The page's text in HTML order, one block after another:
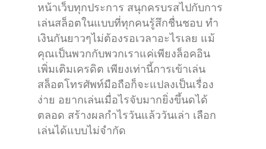
หน้าเว็บทุกประการ สนุกครบรสไปกับการ
เล่นสล็อตในแบบที่ทุกคนรู้สึกชื่นชอบ ทำ
เงินกันยาวๆไม่ต้องรอเวลาอะไรเลย แม้
คุณเป็นพวกกับพวกเราแค่เพียงล็อคอิน
เพิ่มเติมเครดิต เพียงเท่านี้การเข้าเล่น
สล็อตโทรศัพท์มือถือก็จะแปลงเป็นเรื่อง
ง่าย อยากเล่นเมื่อไรจับมากยิ่งขึ้นดได้
ตลอด สร้างผลกำไรวันแล้ววันเล่า เลือก
เล่นได้แบบไม่จำกัด